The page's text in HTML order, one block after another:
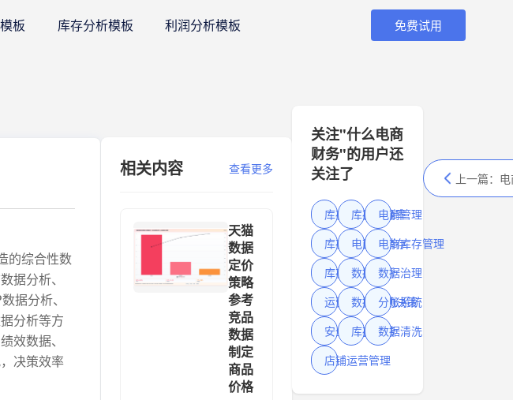
板 库存分析模板 利润分析模板 免费试用
的综合性数
据分析、
据分析、
分析等方
效数据、
决策效率
相关内容 查看更多
天猫
数据
定价
策略
参考
竞品
数据
制定
商品
价格
关注"什么电商
财务"的用户还
关注了
库存管理系统
库存准确率
电商管理
库存管理电商进销存电商库存管理
库存周转率
数据分析数据治理
运营工具数据驱动决策
分账系统
安全库存库存周转数据清洗
店铺运营管理
上一篇： 电